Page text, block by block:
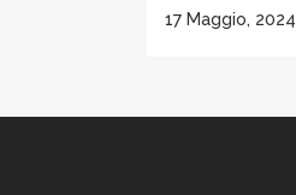
17 Maggio, 2024